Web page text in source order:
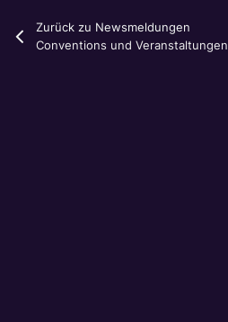
Zurück zu Newsmeldungen
Conventions und Veranstaltungen